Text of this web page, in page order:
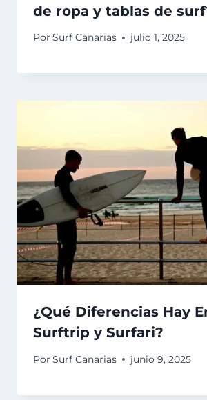
de ropa y tablas de
Por Surf Canarias julio 1, 2025
¿Qué Diferencias Hay
Surftrip y Surfari?
Por Surf Canarias junio 9, 2025